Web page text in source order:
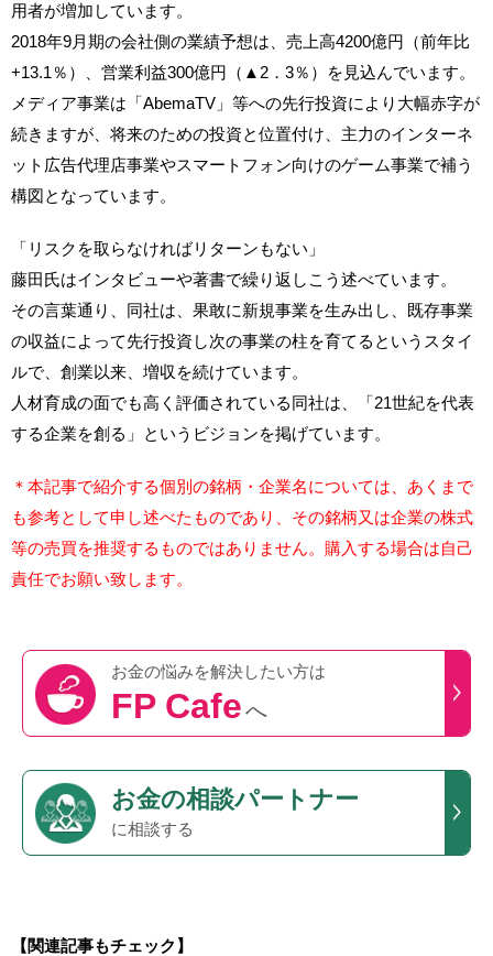
用者が増加しています。
2018年9月期の会社側の業績予想は、売上高4200億円（前年比
+13.1％）、営業利益300億円（▲2．3％）を見込んでいます。
メディア事業は「AbemaTV」等への先行投資により大幅赤字が
続きますが、将来のための投資と位置付け、主力のインターネ
ット広告代理店事業やスマートフォン向けのゲーム事業で補う
構図となっています。
「リスクを取らなければリターンもない」
藤田氏はインタビューや著書で繰り返しこう述べています。
その言葉通り、同社は、果敢に新規事業を生み出し、既存事業
の収益によって先行投資し次の事業の柱を育てるというスタイ
ルで、創業以来、増収を続けています。
人材育成の面でも高く評価されている同社は、「21世紀を代表
する企業を創る」というビジョンを掲げています。
＊本記事で紹介する個別の銘柄・企業名については、あくまで
も参考として申し述べたものであり、その銘柄又は企業の株式
等の売買を推奨するものではありません。購入する場合は自己
責任でお願い致します。
お金の悩みを解決したい方は
FP Cafeへ
お金の相談パートナー
に相談する
【関連記事もチェック】